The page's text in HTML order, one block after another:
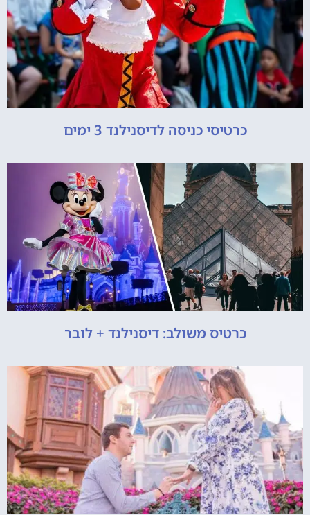
כרטיסי כניסה לדיסנילנד 3 ימים
כרטיס משולב: דיסנילנד + לובר